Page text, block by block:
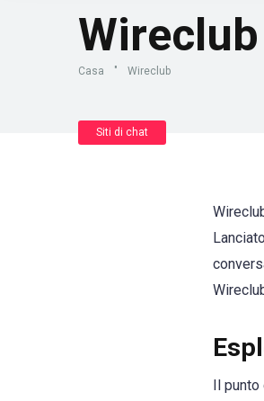
Wireclub
Casa " Wireclub
Siti di chat
Il